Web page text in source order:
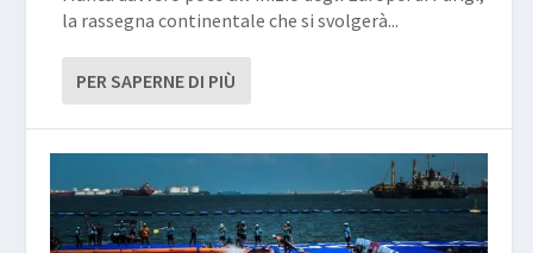
la rassegna continentale che si svolgerà...
PER SAPERNE DI PIÙ